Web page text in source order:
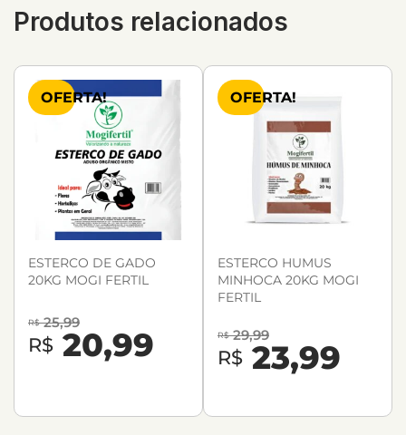
Produtos relacionados
OFERTA!
ESTERCO DE GADO
20KG MOGI FERTIL
R$25,99
R$ 20,99
OFERTA!
ESTERCO HUMUS
MINHOCA 20KG MOGI
FERTIL
R$29,99
R$ 23,99